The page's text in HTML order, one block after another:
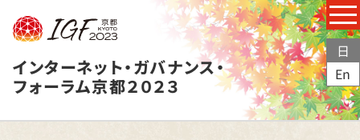
インターネット・ガバナンス・
フォーラム京都２０２３
日
En